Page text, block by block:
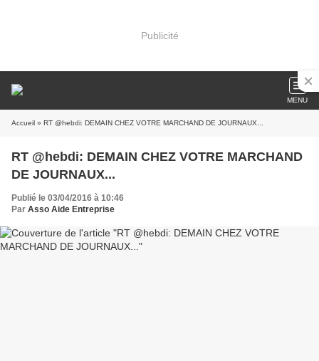
Publicité
MENU
Accueil » RT @hebdi: DEMAIN CHEZ VOTRE MARCHAND DE JOURNAUX...
RT @hebdi: DEMAIN CHEZ VOTRE MARCHAND
DE JOURNAUX...
Publié le 03/04/2016 à 10:46
Par Asso Aide Entreprise